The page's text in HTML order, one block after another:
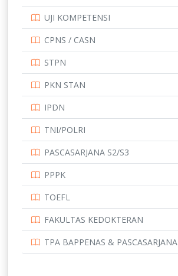
UNIVERSITAS AIRLANGGA
UNIVERSITAS CENDRAWASIH
UJI KOMPETENSI
CPNS / CASN
STPN
PKN STAN
IPDN
TNI/POLRI
PASCASARJANA S2/S3
PPPK
TOEFL
FAKULTAS KEDOKTERAN
TPA BAPPENAS & PASCASARJANA